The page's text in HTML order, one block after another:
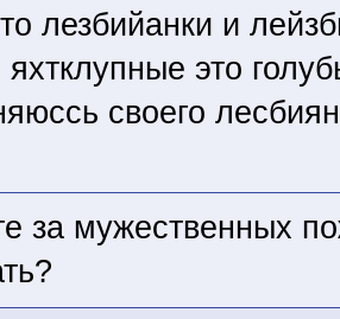
лезбийанки и
это
своего
за мужественных